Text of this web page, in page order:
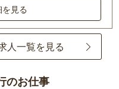
を見る
人一覧を見る
のお仕事